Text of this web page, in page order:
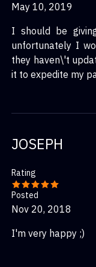
May 10, 2019
I should be
unfortunately I
they haven\'t
it to expedite my
JOSEPH
Rating
Posted
Nov 20, 2018
I'm very happy ;)